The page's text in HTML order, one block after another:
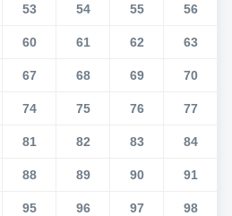
53 54 55 56
60 61 62 63
67 68 69 70
74 75 76 77
81 82 83 84
88 89 90 91
95 96 97 98